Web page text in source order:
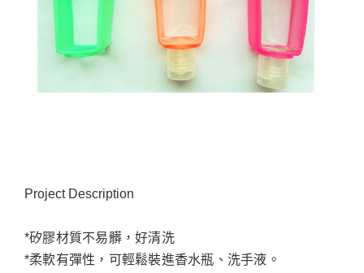
Project Description
*矽膠材質不易髒，好清洗
*柔軟有彈性，可輕鬆裝進香水瓶、洗手液。